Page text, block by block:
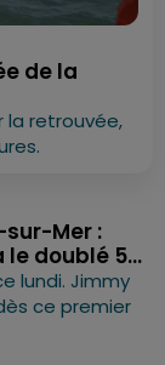
de la
la retrouvée,
Mer :
doublé 5...
lundi. Jimmy
ce premier